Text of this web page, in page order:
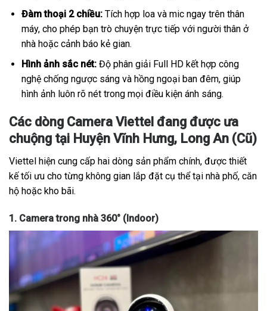
Đàm thoại 2 chiều:Tích hợp loa và mic ngay trên thân
máy, cho phép bạn trò chuyện trực tiếp với người thân ở
nhà hoặc cảnh báo kẻ gian.
Hình ảnh sắc nét:Độ phân giải Full HD kết hợp công
nghệ chống ngược sáng và hồng ngoại ban đêm, giúp
hình ảnh luôn rõ nét trong mọi điều kiện ánh sáng.
Các dòng Camera Viettel đang được ưa
chuộng tại Huyện Vĩnh Hưng, Long An (Cũ)
Viettel hiện cung cấp hai dòng sản phẩm chính, được thiết
kế tối ưu cho từng không gian lắp đặt cụ thể tại nhà phố, căn
hộ hoặc kho bãi.
1. Camera trong nhà 360° (Indoor)